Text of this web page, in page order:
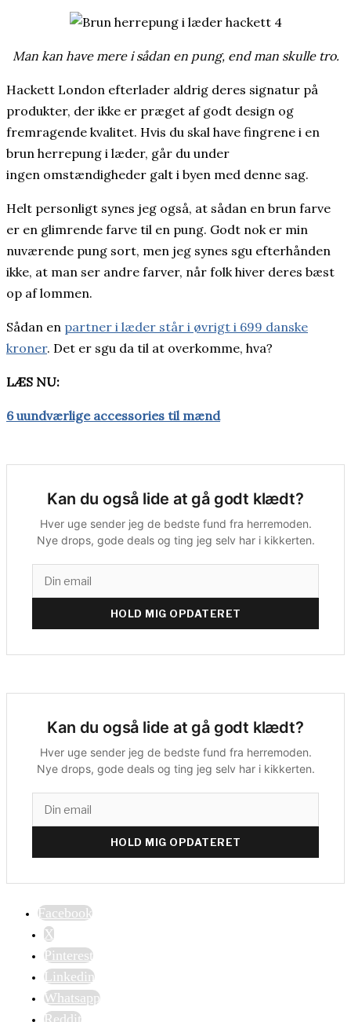
Man kan have mere i sådan en pung, end man skulle tro.
Hackett London efterlader aldrig deres signatur på
produkter, der ikke er præget af godt design og
fremragende kvalitet. Hvis du skal have fingrene i en
brun herrepung i læder, går du under
ingen omstændigheder galt i byen med denne sag.
Helt personligt synes jeg også, at sådan en brun farve
er en glimrende farve til en pung. Godt nok er min
nuværende pung sort, men jeg synes sgu efterhånden
ikke, at man ser andre farver, når folk hiver deres bæst
op af lommen.
Sådan en partner i læder står i øvrigt i 699 danske
kroner. Det er sgu da til at overkomme, hva?
LÆS NU:
6 uundværlige accessories til mænd
Kan du også lide at gå godt klædt?
Hver uge sender jeg de bedste fund fra herremoden.
Nye drops, gode deals og ting jeg selv har i kikkerten.
HOLD MIG OPDATERET
Kan du også lide at gå godt klædt?
Hver uge sender jeg de bedste fund fra herremoden.
Nye drops, gode deals og ting jeg selv har i kikkerten.
HOLD MIG OPDATERET
Facebook
X
Pinterest
Linkedin
Whatsapp